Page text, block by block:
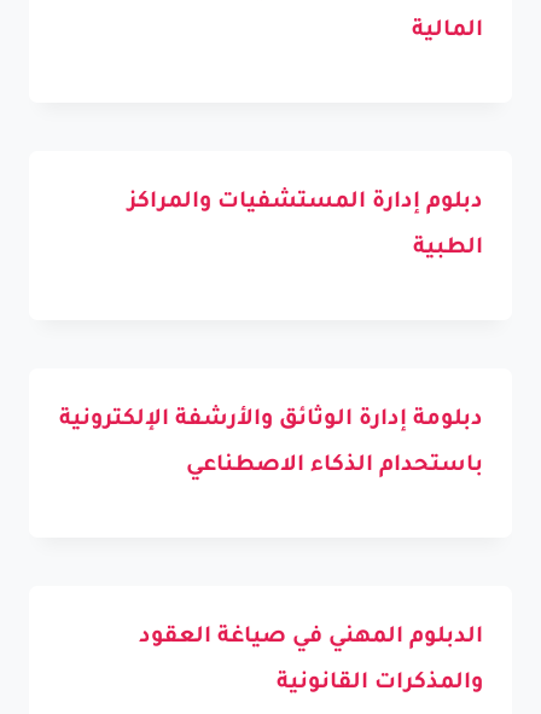
المالية
دبلوم إدارة المستشفيات والمراكز
الطبية
دبلومة إدارة الوثائق والأرشفة الإلكترونية
باستحدام الذكاء الاصطناعي
الدبلوم المهني في صياغة العقود
والمذكرات القانونية